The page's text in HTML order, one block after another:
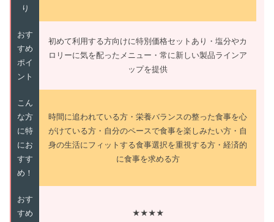
り
おす
すめ
ポイ
ント
初めて利用する方向けに特別価格セットあり・塩分やカ
ロリーに気を配ったメニュー・常に新しい製品ラインア
ップを提供
こん
な方
に特
にお
すす
め！
時間に追われている方・栄養バランスの整った食事を心
がけている方・自分のペースで食事を楽しみたい方・自
身の生活にフィットする食事選択を重視する方・経済的
に食事を求める方
おす
すめ
★★★★